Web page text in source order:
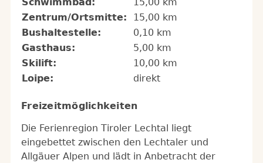
Zentrum/Ortsmitte:
15,00 km
Bushaltestelle:
0,10 km
Gasthaus:
5,00 km
Skilift:
10,00 km
Loipe:
direkt
Freizeitmöglichkeiten
Die Ferienregion Tiroler Lechtal liegt
eingebettet zwischen den Lechtaler und
Allgäuer Alpen und lädt in Anbetracht der